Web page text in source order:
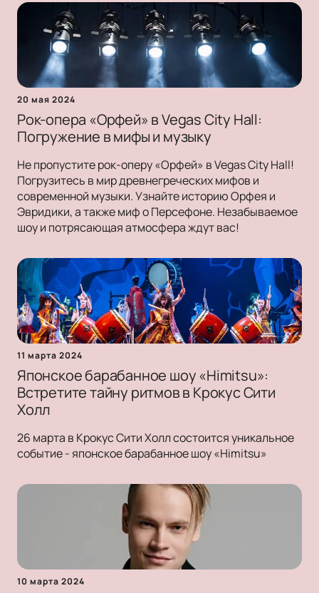
20 мая 2024
Рок-опера «Орфей» в Vegas City Hall:
Погружение в мифы и музыку
Не пропустите рок-оперу «Орфей» в Vegas City Hall!
Погрузитесь в мир древнегреческих мифов и
современной музыки. Узнайте историю Орфея и
Эвридики, а также миф о Персефоне. Незабываемое
шоу и потрясающая атмосфера ждут вас!
11 марта 2024
Японское барабанное шоу «Himitsu»:
Встретите тайну ритмов в Крокус Сити
Холл
26 марта в Крокус Сити Холл состоится уникальное
событие - японское барабанное шоу «Himitsu»
10 марта 2024